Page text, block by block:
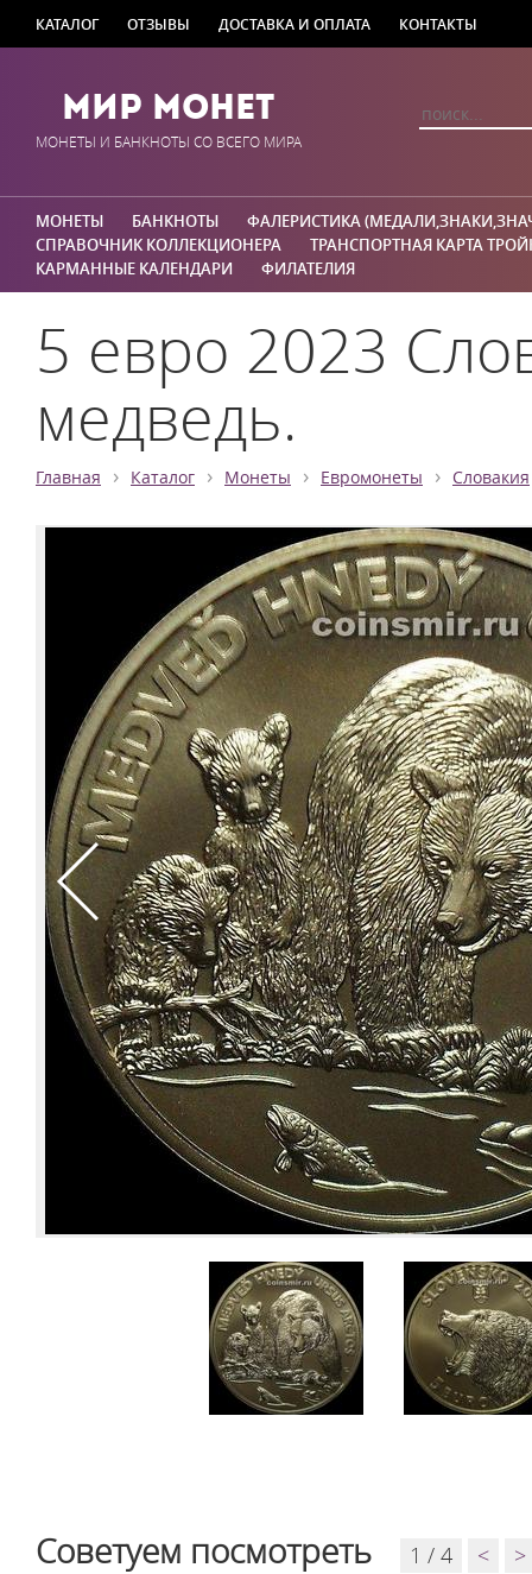
КАТАЛОГ ОТЗЫВЫ ДОСТАВКА И ОПЛАТА КОНТАКТЫ
Мир Монет
МОНЕТЫ И БАНКНОТЫ СО ВСЕГО МИРА
МОНЕТЫ БАНКНОТЫ
ФАЛЕРИСТИКА
СПРАВОЧНИК КОЛЛЕКЦИОНЕРА
ТРАНСПОРТНАЯ КАРТА
КАРМАННЫЕ КАЛЕНДАРИ
ФИЛАТЕЛИЯ
5 евро 2023
медведь.
Главная › Каталог › Монеты › Евромонеты › Словакия
Советуем посмотреть 1 / 4 < >